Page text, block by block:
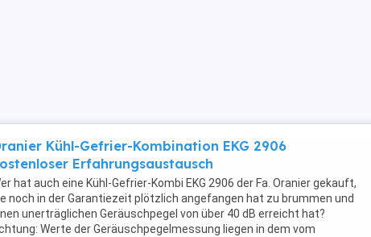
Kühl-Gefrier-Kombination EKG 2906
Erfahrungsaustausch
hat auch eine Kühl-Gefrier-Kombi EKG 2906 der Fa. Oranier gekauft,
noch in der Garantiezeit plötzlich angefangen hat zu brummen und
unerträglichen Geräuschpegel von über 40 dB erreicht hat?
Werte der Geräuschpegelmessung liegen in dem vom